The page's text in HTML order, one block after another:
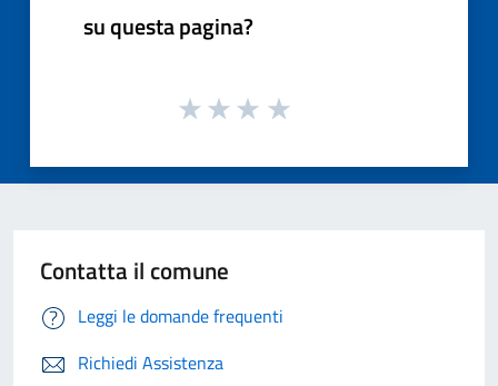
su questa pagina?
Contatta il comune
Leggi le domande frequenti
Richiedi Assistenza